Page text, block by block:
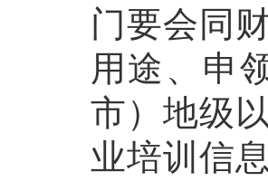
门要会同
用途、申
市）地级
业培训信